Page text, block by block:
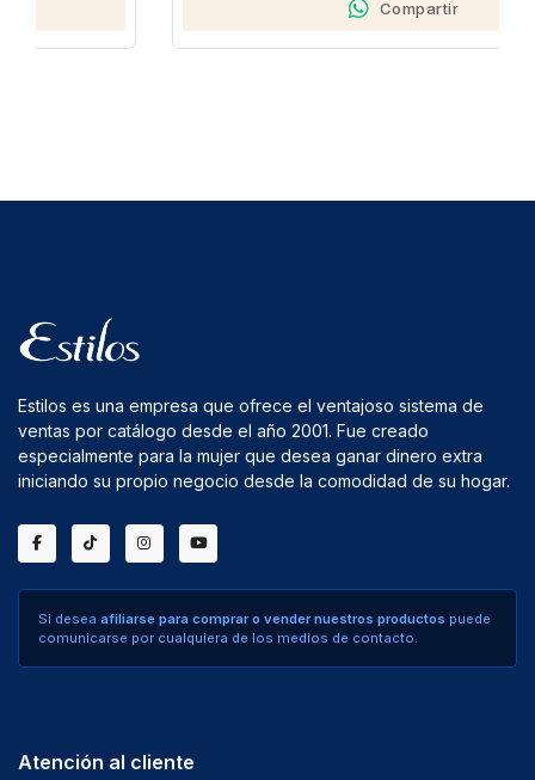
Estilos es una empresa que ofrece el ventajoso sistema de
ventas por catálogo desde el año 2001. Fue creado
especialmente para la mujer que desea ganar dinero extra
iniciando su propio negocio desde la comodidad de su hogar.
Si desea afiliarse para comprar o vender nuestros productos puede
comunicarse por cualquiera de los medios de contacto.
Atención al cliente